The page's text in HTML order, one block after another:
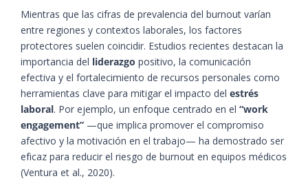
Mientras que las cifras de prevalencia del burnout varían
entre regiones y contextos laborales, los factores
protectores suelen coincidir. Estudios recientes destacan la
importancia del liderazgo positivo, la comunicación
efectiva y el fortalecimiento de recursos personales como
herramientas clave para mitigar el impacto del estrés
laboral. Por ejemplo, un enfoque centrado en el “work
engagement” —que implica promover el compromiso
afectivo y la motivación en el trabajo— ha demostrado ser
eficaz para reducir el riesgo de burnout en equipos médicos
(Ventura et al., 2020).